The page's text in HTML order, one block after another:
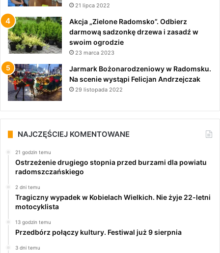
21 lipca 2022
Akcja „Zielone Radomsko”. Odbierz
darmową sadzonkę drzewa i zasadź w
swoim ogrodzie
23 marca 2023
Jarmark Bożonarodzeniowy w Radomsku.
Na scenie wystąpi Felicjan Andrzejczak
29 listopada 2022
NAJCZĘŚCIEJ KOMENTOWANE
21 godzin temu
Ostrzeżenie drugiego stopnia przed burzami dla powiatu
radomszczańskiego
2 dni temu
Tragiczny wypadek w Kobielach Wielkich. Nie żyje 22-letni
motocyklista
13 godzin temu
Przedbórz połączy kultury. Festiwal już 9 sierpnia
3 dni temu